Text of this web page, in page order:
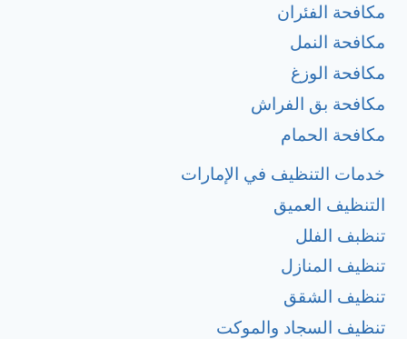
مكافحة الفئران
مكافحة النمل
مكافحة الوزغ
مكافحة بق الفراش
مكافحة الحمام
خدمات التنظيف في الإمارات
التنظيف العميق
تنظبف الفلل
تنظيف المنازل
تنظيف الشقق
تنظيف السجاد والموكت